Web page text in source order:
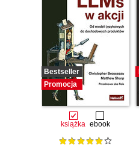
Bestseller
Promocja
książka ebook